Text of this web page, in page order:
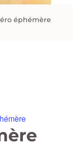
éphémère